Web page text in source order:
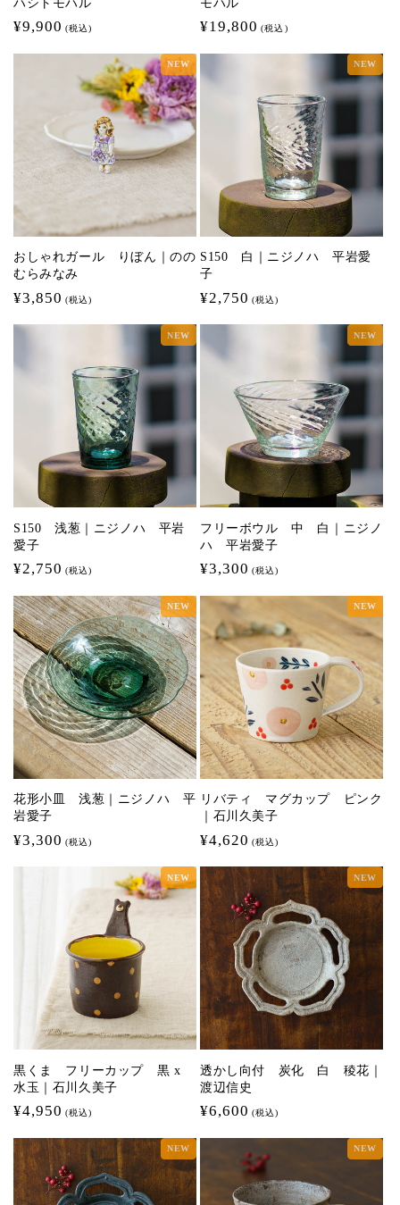
ハシトモハル
通
¥9,900 (税込)
モハル
通
価
¥19,800 (税込)
NEW
おしゃれガール りぼん｜のの
むらみなみ
通
格
¥3,850 (税込)
NEW
S150 白｜ニジノハ 平岩愛
子
通
価
格
¥2,750 (税込)
NEW
S150 浅葱｜ニジノハ 平岩
愛子
通
価
格
¥2,750 (税込)
NEW
フリーボウル 中 白｜ニジノ
ハ 平岩愛子
通
格
¥3,300 (税込)
NEW
花形小皿 浅葱｜ニジノハ 平
岩愛子
通
¥3,300 (税込)
NEW
リバティ マグカップ ピンク
｜石川久美子
通
価
格
¥4,620 (税込)
NEW
黒くま フリーカップ 黒 x
水玉｜石川久美子
通
価
格
¥4,950 (税込)
NEW
透かし向付 炭化 白 稜花｜
渡辺信史
通
¥6,600 (税込)
NEW NEW